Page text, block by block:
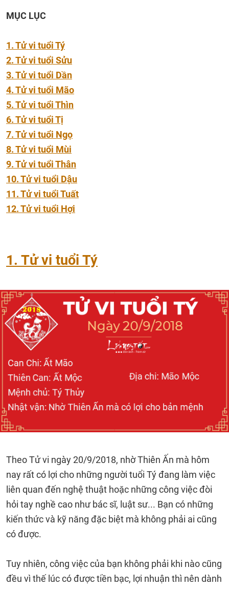
MỤC LỤC
1. Tử vi tuổi Tý
2. Tử vi tuổi Sửu
3. Tử vi tuổi Dần
4. Tử vi tuổi Mão
5. Tử vi tuổi Thìn
6. Tử vi tuổi Tị
7. Tử vi tuổi Ngọ
8. Tử vi tuổi Mùi
9. Tử vi tuổi Thân
10. Tử vi tuổi Dậu
11. Tử vi tuổi Tuất
12. Tử vi tuổi Hợi
1. Tử vi tuổi Tý
Theo Tử vi ngày 20/9/2018, nhờ Thiên Ấn mà hôm
nay rất có lợi cho những người tuổi Tý đang làm việc
liên quan đến nghệ thuật hoặc những công việc đòi
hỏi tay nghề cao như bác sĩ, luật sư... Bạn có những
kiến thức và kỹ năng đặc biệt mà không phải ai cũng
có được.
Tuy nhiên, công việc của bạn không phải khi nào cũng
đều vì thế lúc có được tiền bạc, lợi nhuận thì nên dành